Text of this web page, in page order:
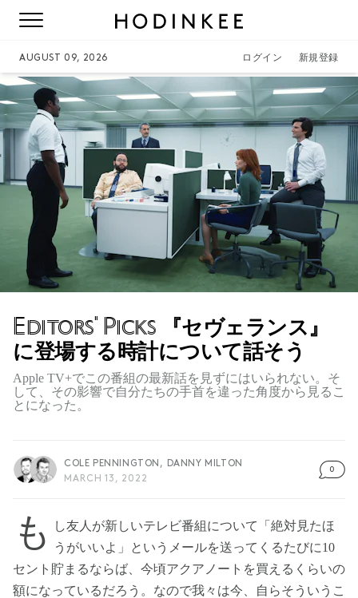
AUGUST 09, 2026 ログイン 新規登録
Editors' Picks 『セヴェランス』
に登場する時計について話そう
Apple TV+でこの番組の最新話を見ずにはいられない。そ
して、その影響で自分たちの手首を違った角度から見るこ
とになった。
COLE PENNINGTON,
DANNY MILTON
MARCH 13, 2022
0
も
し友人が新しいテレビ番組について「絶対見たほ
うがいいよ」というメールを送ってくるたびに10
セント貯まるならば、今頃アクアノートを買えるくらいの
額になっているだろう。なので我々は今、自らそういうこ